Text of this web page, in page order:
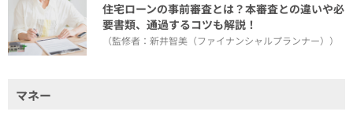
住宅ローンの事前審査とは？本審査との違いや必
要書類、通過するコツも解説！
（監修者：新井智美（ファイナンシャルプランナー））
マネー